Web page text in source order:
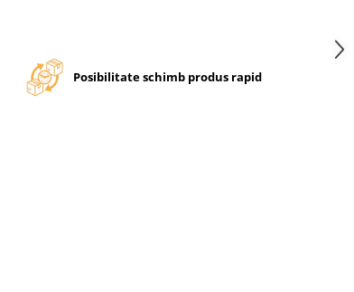
Posibilitate schimb produs rapid